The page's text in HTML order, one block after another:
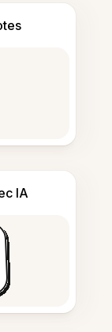
IA